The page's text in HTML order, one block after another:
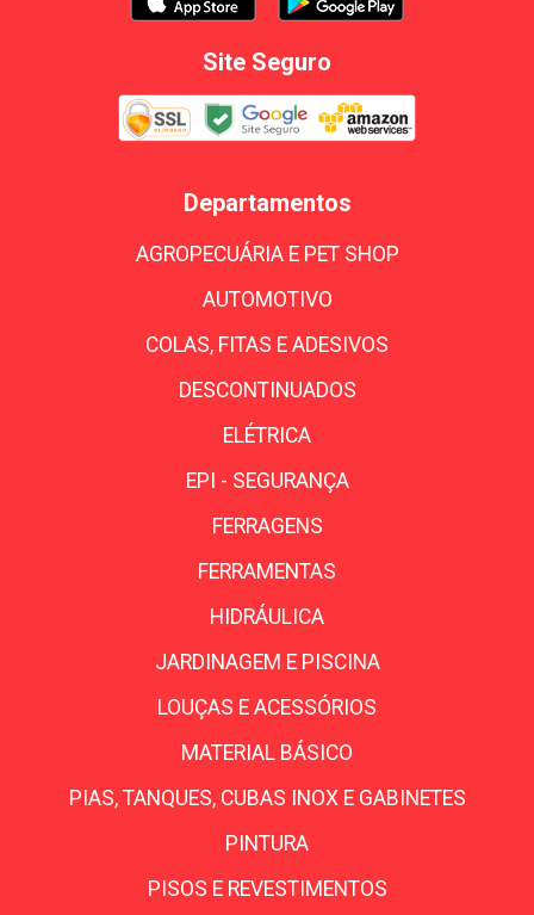
Site Seguro
Departamentos
AGROPECUÁRIA E PET SHOP
AUTOMOTIVO
COLAS, FITAS E ADESIVOS
DESCONTINUADOS
ELÉTRICA
EPI - SEGURANÇA
FERRAGENS
FERRAMENTAS
HIDRÁULICA
JARDINAGEM E PISCINA
LOUÇAS E ACESSÓRIOS
MATERIAL BÁSICO
PIAS, TANQUES, CUBAS INOX E GABINETES
PINTURA
PISOS E REVESTIMENTOS